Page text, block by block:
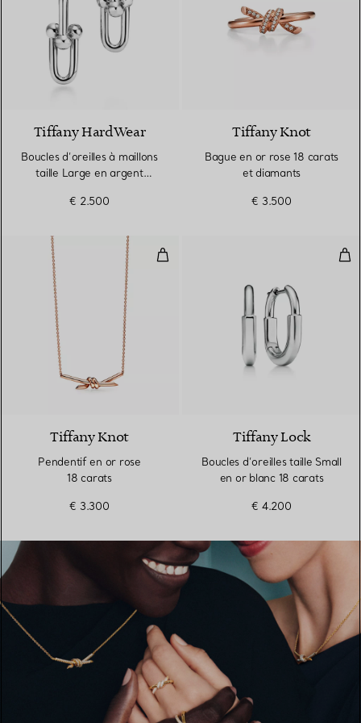
Tiffany HardWear
Boucles d’oreilles à maillons
taille Large en argent
€ 2.500
Tiffany Knot
Bague en or rose 18 carats
et diamants
€ 3.500
Pendentif en or rose 18 carats
Tiffany Knot
Pendentif en or rose
18 carats
€ 3.300
Tiffany Lock
Boucles d’oreilles taille Small
en or blanc 18 carats
€ 4.200